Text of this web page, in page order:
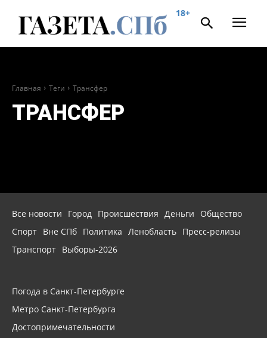
18+
Главная Теги Трансфер
ТРАНСФЕР
Все новости Город Происшествия Деньги
Общество
Спорт Вне СПб Политика Ленобласть Пресс-релизы
Транспорт Выборы-2026
Погода в Санкт-Петербурге
Метро Санкт-Петербурга
Достопримечательности